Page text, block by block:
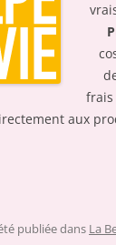
frais
aux
publiée dans La